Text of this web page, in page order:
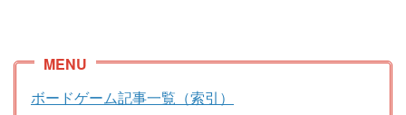
ボードゲーム記事一覧（索引）